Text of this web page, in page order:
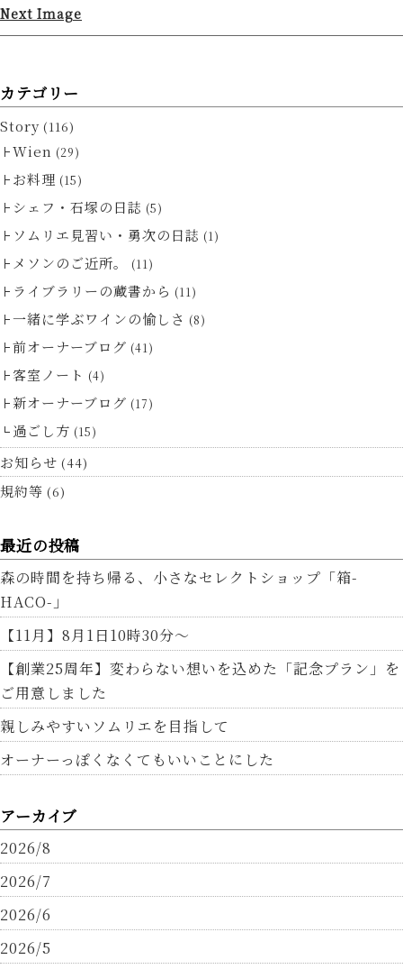
Next Image
カテゴリー
Story (116)
Wien (29)
お料理 (15)
シェフ・石塚の日誌 (5)
ソムリエ見習い・勇次の日誌 (1)
メソンのご近所。 (11)
ライブラリーの蔵書から (11)
一緒に学ぶワインの愉しさ (8)
前オーナーブログ (41)
客室ノート (4)
新オーナーブログ (17)
過ごし方 (15)
お知らせ (44)
規約等 (6)
最近の投稿
森の時間を持ち帰る、小さなセレクトショップ「箱-
HACO-」
【11月】8月1日10時30分～
【創業25周年】変わらない想いを込めた「記念プラン」を
ご用意しました
親しみやすいソムリエを目指して
オーナーっぽくなくてもいいことにした
アーカイブ
2026/8
2026/7
2026/6
2026/5